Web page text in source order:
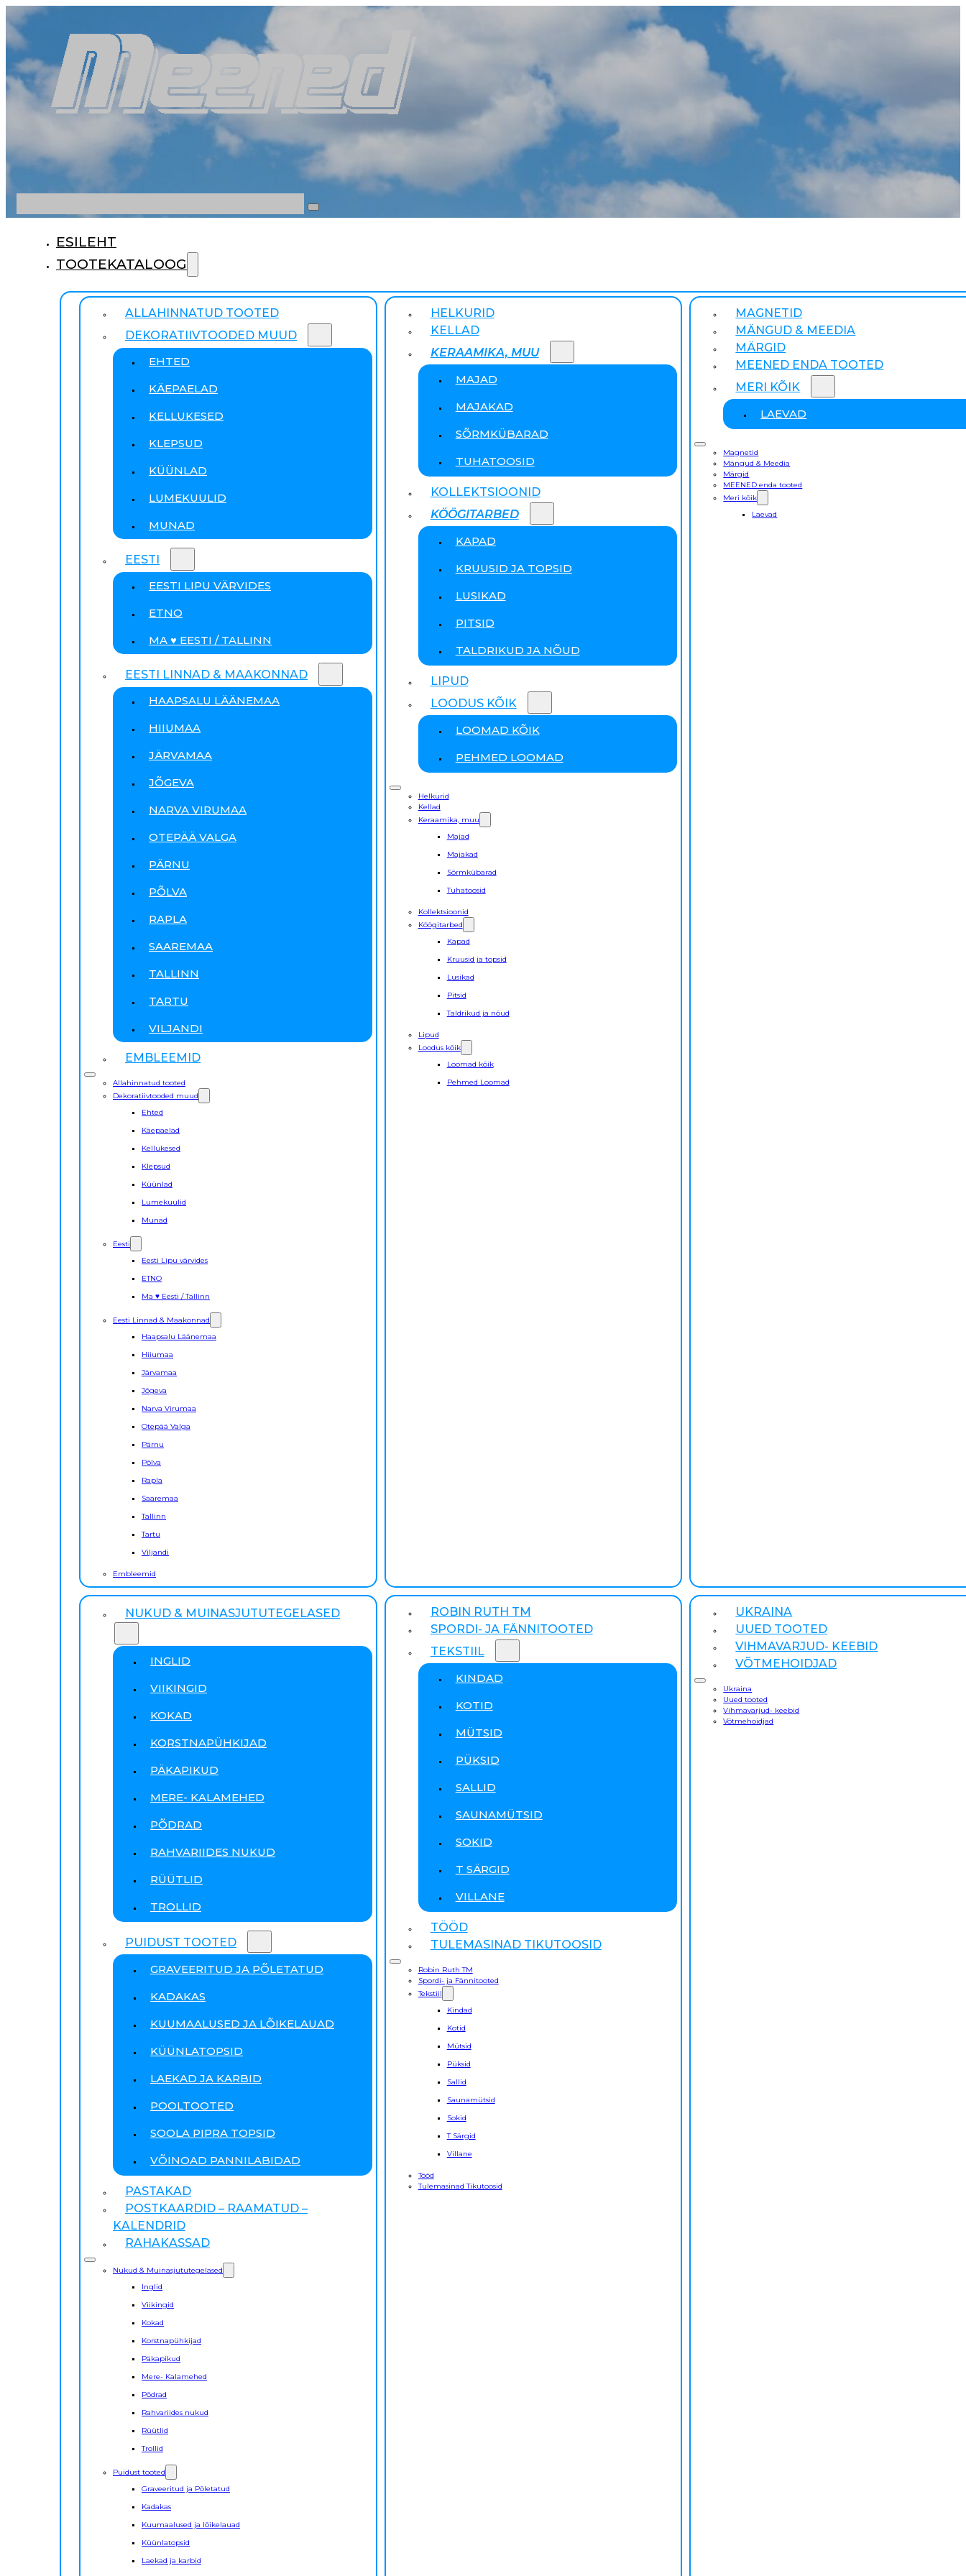
ESILEHT
TOOTEKATALOOG
ALLAHINNATUD TOOTED
DEKORATIIVTOODED MUUD
EHTED
KÄEPAELAD
KELLUKESED
KLEPSUD
KÜÜNLAD
LUMEKUULID
MUNAD
EESTI
EESTI LIPU VÄRVIDES
ETNO
MA ♥ EESTI / TALLINN
EESTI LINNAD & MAAKONNAD
HAAPSALU LÄÄNEMAA
HIIUMAA
JÄRVAMAA
JÕGEVA
NARVA VIRUMAA
OTEPÄÄ VALGA
PÄRNU
PÕLVA
RAPLA
SAAREMAA
TALLINN
TARTU
VILJANDI
EMBLEEMID
Allahinnatud tooted
Dekoratiivtooded muud
Ehted
Käepaelad
Kellukesed
Klepsud
Küünlad
Lumekuulid
Munad
Eesti
Eesti Lipu värvides
ETNO
Ma ♥ Eesti / Tallinn
Eesti Linnad & Maakonnad
Haapsalu Läänemaa
Hiiumaa
Järvamaa
Jõgeva
Narva Virumaa
Otepää Valga
Pärnu
Põlva
Rapla
Saaremaa
Tallinn
Tartu
Viljandi
Embleemid
HELKURID
KELLAD
KERAAMIKA, MUU
MAJAD
MAJAKAD
SÕRMKÜBARAD
TUHATOOSID
KOLLEKTSIOONID
KÖÖGITARBED
KAPAD
KRUUSID JA TOPSID
LUSIKAD
PITSID
TALDRIKUD JA NÕUD
LIPUD
LOODUS KÕIK
LOOMAD KÕIK
PEHMED LOOMAD
Helkurid
Kellad
Keraamika, muu
Majad
Majakad
Sõrmkübarad
Tuhatoosid
Kollektsioonid
Köögitarbed
Kapad
Kruusid ja topsid
Lusikad
Pitsid
Taldrikud ja nõud
Lipud
Loodus kõik
Loomad kõik
Pehmed Loomad
MAGNETID
MÄNGUD & MEEDIA
MÄRGID
MEENED ENDA TOOTED
MERI KÕIK
LAEVAD
Magnetid
Mängud & Meedia
Märgid
MEENED enda tooted
Meri kõik
Laevad
NUKUD & MUINASJUTUTEGELASED
INGLID
VIIKINGID
KOKAD
KORSTNAPÜHKIJAD
PÄKAPIKUD
MERE- KALAMEHED
PÕDRAD
RAHVARIIDES NUKUD
RÜÜTLID
TROLLID
PUIDUST TOOTED
GRAVEERITUD JA PÕLETATUD
KADAKAS
KUUMAALUSED JA LÕIKELAUAD
KÜÜNLATOPSID
LAEKAD JA KARBID
POOLTOOTED
SOOLA PIPRA TOPSID
VÕINOAD PANNILABIDAD
PASTAKAD
POSTKAARDID – RAAMATUD –
KALENDRID
RAHAKASSAD
Nukud & Muinasjututegelased
Inglid
Viikingid
Kokad
Korstnapühkijad
Päkapikud
Mere- Kalamehed
Põdrad
Rahvariides nukud
Rüütlid
Trollid
Puidust tooted
Graveeritud ja Põletatud
Kadakas
Kuumaalused ja lõikelauad
Küünlatopsid
Laekad ja karbid
ROBIN RUTH TM
SPORDI- JA FÄNNITOOTED
TEKSTIIL
KINDAD
KOTID
MÜTSID
PÜKSID
SALLID
SAUNAMÜTSID
SOKID
T SÄRGID
VILLANE
TÖÖD
TULEMASINAD TIKUTOOSID
Robin Ruth TM
Spordi- ja Fännitooted
Tekstiil
Kindad
Kotid
Mütsid
Püksid
Sallid
Saunamütsid
Sokid
T Särgid
Villane
Tööd
Tulemasinad Tikutoosid
UKRAINA
UUED TOOTED
VIHMAVARJUD- KEEBID
VÕTMEHOIDJAD
Ukraina
Uued tooted
Vihmavarjud- keebid
Võtmehoidjad